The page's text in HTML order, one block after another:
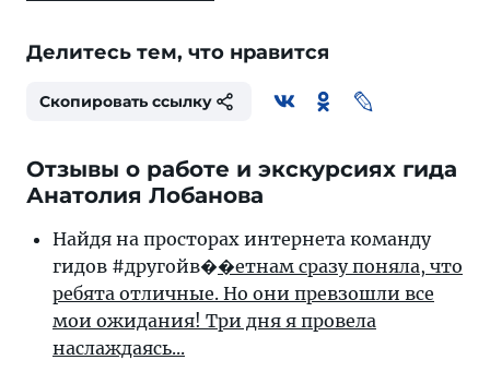
Делитесь тем, что нравится
Скопировать ссылку
Отзывы о работе и экскурсиях гида
Анатолия Лобанова
Найдя на просторах интернета команду
гидов #другойв��етнам сразу поняла, что
ребята отличные. Но они превзошли все
мои ожидания! Три дня я провела
наслаждаясь...